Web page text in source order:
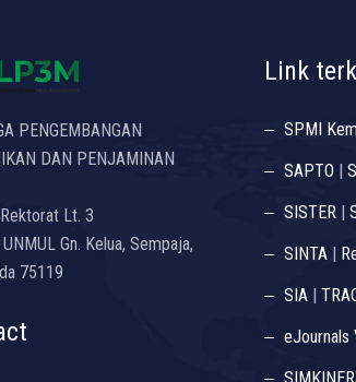
PENGEMBANGAN
DAN PENJAMINAN
Lt. 3
Gn. Kelua, Sempaja,
75119
Link
SPMI
SAPTO |
SISTER|
SINTA|
SIA|
eJournals